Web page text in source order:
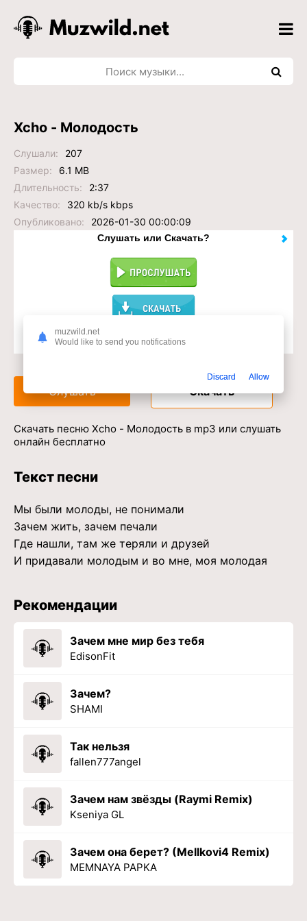
Xcho - Молодость
Слушали:
207
Размер:
6.1 MB
Длительность:
2:37
Качество:
320 kb/s kbps
Опубликовано:
2026-01-30 00:00:09
Слушать или Скачать?
Доступ к музыкальному сервису
Слушать Скачать
Скачать песню Xcho - Молодость в mp3 или слушать
онлайн бесплатно
Текст песни
Мы были молоды, не понимали
Зачем жить, зачем печали
Где нашли, там же теряли и друзей
И придавали молодым и во мне, моя молодая
Рекомендации
Зачем мне мир без тебя
EdisonFit
Зачем?
SHAMI
Так нельзя
fallen777angel
Зачем нам звёзды (Raymi Remix)
Kseniya GL
Зачем она берет? (Mellkovi4 Remix)
MEMNAYA PAPKA
muzwild.net
Would like to send you notifications
Discard Allow